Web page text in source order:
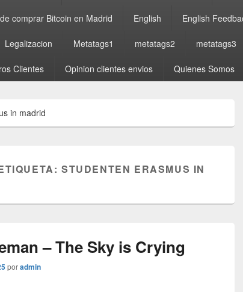
comprar Bitcoin en Madrid English English
Legalizacion Metatags1 metatags2 metatags3
Clientes Opinion clientes envios Quienes Somos
in madrid
STUDENTEN ERASMUS IN
– The Sky is Crying
poradmin